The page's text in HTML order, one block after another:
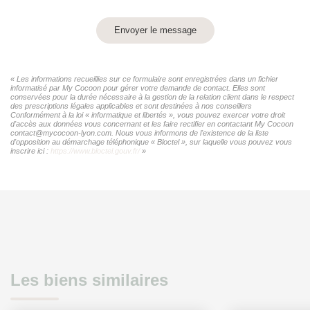
Envoyer le message
« Les informations recueillies sur ce formulaire sont enregistrées dans un fichier
informatisé par My Cocoon pour gérer votre demande de contact. Elles sont
conservées pour la durée nécessaire à la gestion de la relation client dans le respect
des prescriptions légales applicables et sont destinées à nos conseillers
Conformément à la loi « informatique et libertés », vous pouvez exercer votre droit
d'accès aux données vous concernant et les faire rectifier en contactant My Cocoon
contact@mycocoon-lyon.com. Nous vous informons de l'existence de la liste
d'opposition au démarchage téléphonique « Bloctel », sur laquelle vous pouvez vous
inscrire ici : https://www.bloctel.gouv.fr/ »
Les biens similaires